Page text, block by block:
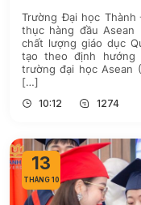
Trường Đại học
thục hàng đầu Asean
chất lượng giáo dục
tạo theo định hướng
trường đại học Asean
[…]
10:12 1274
13
THÁNG 10